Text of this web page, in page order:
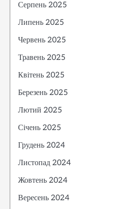
Серпень 2025
Липень 2025
Червень 2025
Травень 2025
Квітень 2025
Березень 2025
Лютий 2025
Січень 2025
Грудень 2024
Листопад 2024
Жовтень 2024
Вересень 2024